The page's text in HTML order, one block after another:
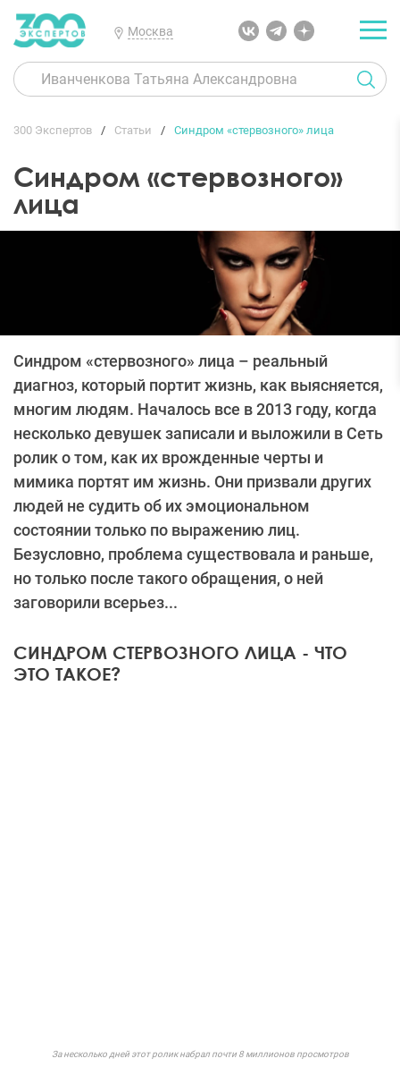
Москва
300 Экспертов Статьи Синдром «стервозного» лица
Синдром «стервозного»
лица
Синдром «стервозного» лица – реальный
диагноз, который портит жизнь, как выясняется,
многим людям. Началось все в 2013 году, когда
несколько девушек записали и выложили в Сеть
ролик о том, как их врожденные черты и
мимика портят им жизнь. Они призвали других
людей не судить об их эмоциональном
состоянии только по выражению лиц.
Безусловно, проблема существовала и раньше,
но только после такого обращения, о ней
заговорили всерьез...
СИНДРОМ СТЕРВОЗНОГО ЛИЦА - ЧТО
ЭТО ТАКОЕ?
За несколько дней этот ролик набрал почти 8 миллионов просмотров